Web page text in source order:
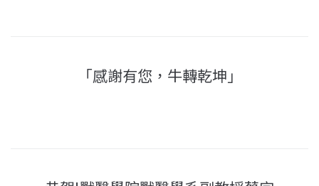
「感謝有您，牛轉乾坤」